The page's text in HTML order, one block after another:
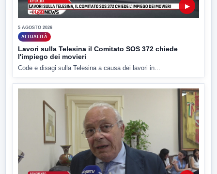
▶
5 AGOSTO 2026
ATTUALITÀ
Lavori sulla Telesina il Comitato SOS 372 chiede
l'impiego dei movieri
Code e disagi sulla Telesina a causa dei lavori in...